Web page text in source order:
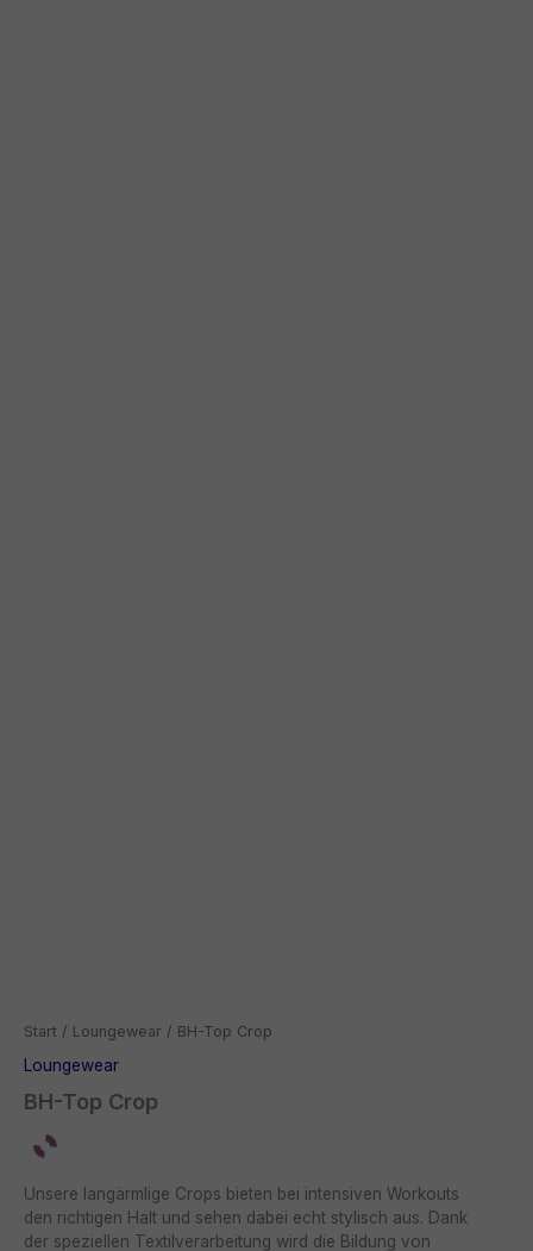
Start / Loungewear / BH-Top Crop
Loungewear
BH-Top Crop
Unsere langärmlige Crops bieten bei intensiven Workouts
den richtigen Halt und sehen dabei echt stylisch aus. Dank
der speziellen Textilverarbeitung wird die Bildung von